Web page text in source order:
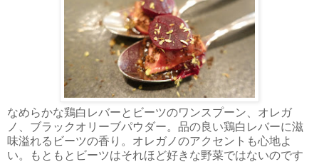
なめらかな鶏白レバーとビーツのワンスプーン、オレガ
ノ、ブラックオリーブパウダー。品の良い鶏白レバーに滋
味溢れるビーツの香り。オレガノのアクセントも心地よ
い。もともとビーツはそれほど好きな野菜ではないのです